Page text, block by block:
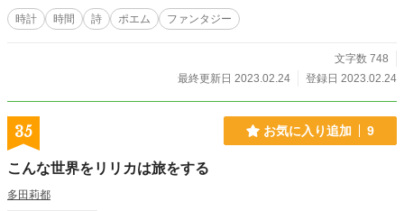
時計 時間 詩 ポエム ファンタジー
文字数 748
最終更新日 2023.02.24
登録日 2023.02.24
35 お気に入り追加 9
こんな世界をリリカは旅をする
多田莉都